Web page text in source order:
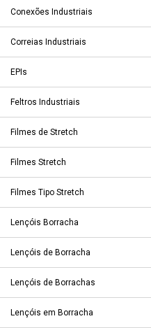
Conexões Industriais
Correias Industriais
EPIs
Feltros Industriais
Filmes de Stretch
Filmes Stretch
Filmes Tipo Stretch
Lençóis Borracha
Lençóis de Borracha
Lençóis de Borrachas
Lençóis em Borracha